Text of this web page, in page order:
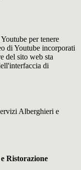
per tenere
di Youtube incorporati
del sito web sta
di
Alberghieri e
Ristorazione